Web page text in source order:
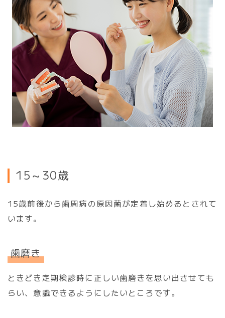
15～30歳
15歳前後から歯周病の原因菌が定着し始めるとされて
います。
歯磨き
ときどき定期検診時に正しい歯磨きを思い出させても
らい、意識できるようにしたいところです。